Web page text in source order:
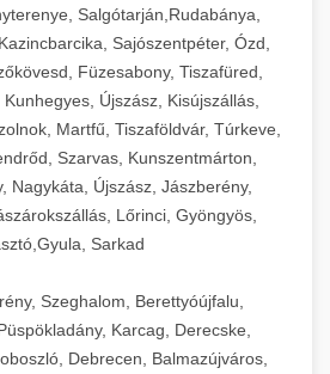
Salgótarján,Rudabánya,
Sajószentpéter, Ózd,
Füzesabony, Tiszafüred,
Újszász, Kisújszállás,
Martfű, Tiszaföldvár, Túrkeve,
Szarvas, Kunszentmárton,
Nagykáta, Újszász, Jászberény,
Lőrinci, Gyöngyös,
Sarkad
Szeghalom, Berettyóújfalu,
Karcag, Derecske,
Debrecen, Balmazújváros,